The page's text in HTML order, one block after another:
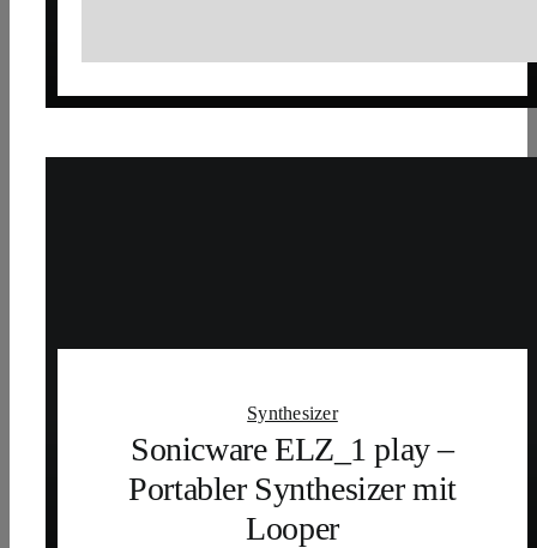
Synthesizer
Sonicware ELZ_1 play –
Portabler Synthesizer mit
Looper